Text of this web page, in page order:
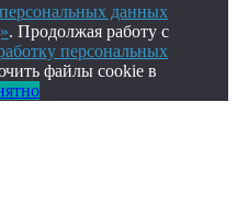
данных
. Продолжая работу с
персональных
файлы cookie в